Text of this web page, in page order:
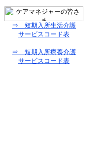
⇒ 短期入所生活介護
サービスコード表
⇒ 短期入所療養介護
サービスコード表